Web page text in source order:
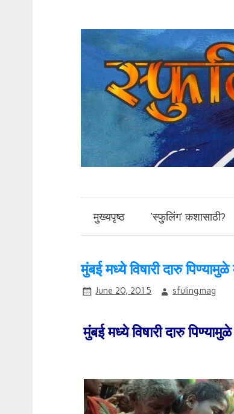
मुख्यपृष्ठ ‘स्फुलिंग’ कशासाठी?
मुंबई मध्ये विषारी दारु
June 20, 2015 sfuling.mag
मुंबई मध्ये विषारी दारु